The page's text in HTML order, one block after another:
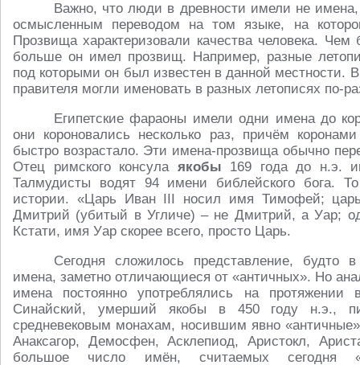
Важно, что люди в древности имели не
осмысленным переводом на том языке, на
Прозвища характеризовали качества человека.
больше он имел прозвищ. Например, разные
под которыми он был известен в данной местности.
правителя могли именовать в разных летописях по-
Египетские фараоны имели одни имена до
они короновались несколько раз, причём
быстро возрастало. Эти имена-прозвища обычно
Отец римского консула якобы 169 года до н.э.
Талмудисты водят 94 имени библейского бога.
истории. «Царь Иван III носил имя Тимофей;
Дмитрий (убитый в Угличе) – не Дмитрий, а Уар;
Кстати, имя Уар скорее всего, просто Царь.
Сегодня сложилось представление, будто
имена, заметно отличающиеся от «античных». Но
имена постоянно употреблялись на
Синайский, умерший якобы в 450 году н.э.,
средневековым монахам, носившим явно
Анаксагор, Демосфен, Асклепиод, Аристокл,
большое число имён, считаемых сегодня